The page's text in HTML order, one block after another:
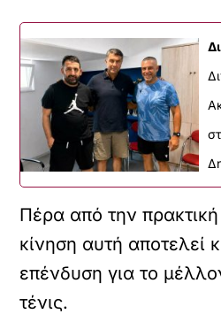
Πέρα από την
κίνηση αυτή αποτελεί
επένδυση για το
τένις.